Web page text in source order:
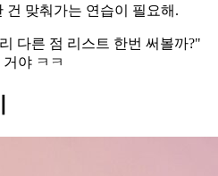
건 맞춰가는 연습이 필요해.
다른 점 리스트 한번 써볼까?"
야 ㅋㅋ